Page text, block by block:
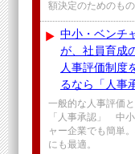
額決定のためのも
中小・ベンチ
が、社員育成
人事評価制度
るなら「人事
一般的な人事評価
「人事承認」 中
ャー企業でも簡単
にも最適。